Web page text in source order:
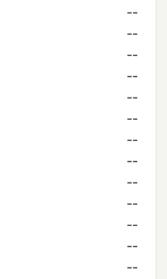
--
--
--
--
--
--
--
--
--
--
--
--
--